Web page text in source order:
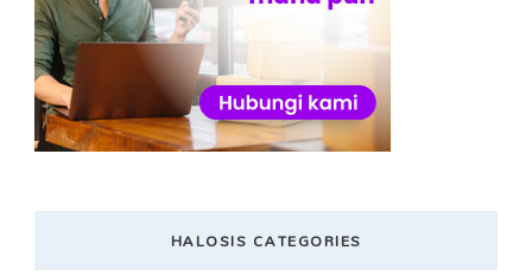
HALOSIS CATEGORIES